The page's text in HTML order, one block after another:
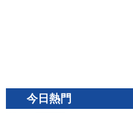
今日熱門